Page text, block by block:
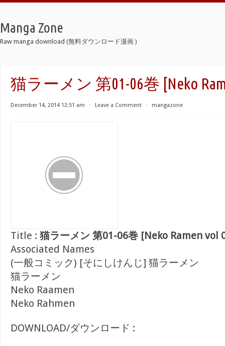
Manga Zone
Raw manga download (無料ダウンロード漫画 )
猫ラーメン 第01-06巻 [Neko
December 14, 2014 12:51 am ⋅ Leave a Comment ⋅ mangazone
Title : 猫ラーメン 第01-06巻 [Neko Ramen vol
Associated Names
(一般コミック) [そにしけんじ] 猫ラーメン
猫ラーメン
Neko Raamen
Neko Rahmen
DOWNLOAD/ダウンロード :